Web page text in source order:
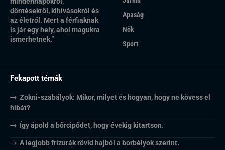
döntésekről, kihívásokról és
az életről. Mert a férfiaknak
is jár egy hely, ahol magukra
ismerhetnek.”
Apaság
Nők
Sport
Fekapott témák
Zokni-szabályok: Mikor, milyet és hogyan, hogy ne kövess el
hibát?
Így ápold a bőrcipődet, hogy évekig kitartson.
A legjobb frizurák rövid hajból a borbélyok szerint.